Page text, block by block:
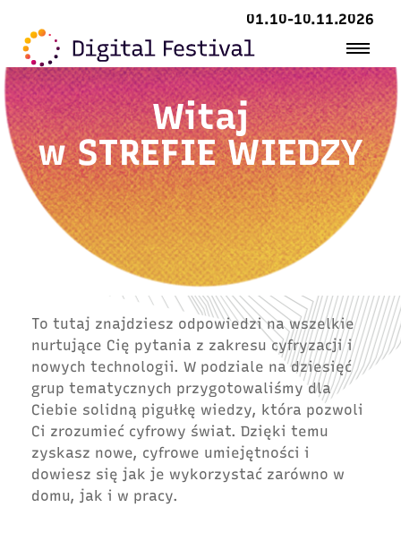
01.10-10.11.2026
Witaj
wSTREFIE WIEDZY
To tutaj znajdziesz odpowiedzi na wszelkie
nurtujące Cię pytania z zakresu cyfryzacji i
nowych technologii. W podziale na dziesięć
grup tematycznych przygotowaliśmy dla
Ciebie solidną pigułkę wiedzy, która pozwoli
Ci zrozumieć cyfrowy świat. Dzięki temu
zyskasz nowe, cyfrowe umiejętności i
dowiesz się jak je wykorzystać zarówno w
domu, jak i w pracy.